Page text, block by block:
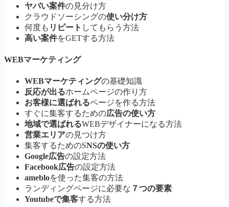
ヤバい案件の見分け方
クラウドソーシングの使い分け方
何度も リピート してもらう方法
高い案件をGETする方法
WEBマーケティング
WEBマーケティングの基礎知識
反応が出るホームページの作り方
お客様に選ばれるページを作る方法
すぐに集客するための広告の使い方
地域で選ばれるWEBデザイナーになる方法
営業エリアの見つけ方
集客するためのSNSの使い方
Google広告の設定方法
Facebook広告の設定方法
amebloを使った集客の方法
ランディングページに必要な ７つの要素
Youtubeで集客する方法